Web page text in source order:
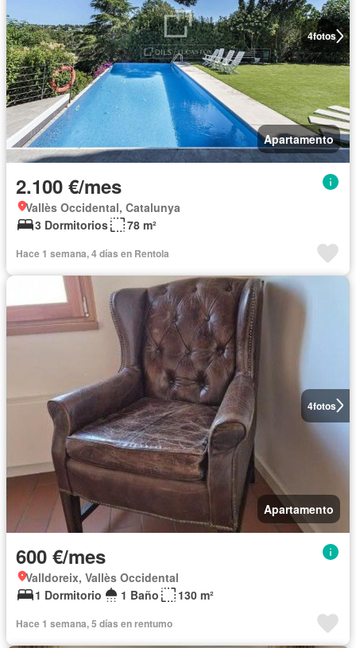
4fotos
Apartamento
2.100 €/mes
Vallès Occidental, Catalunya
3 Dormitorios
78 m²
Hace 1 semana, 4 días en Rentola
4fotos
Apartamento
600 €/mes
Valldoreix, Vallès Occidental
1 Dormitorio
1 Baño 130 m²
Hace 1 semana, 5 días en rentumo